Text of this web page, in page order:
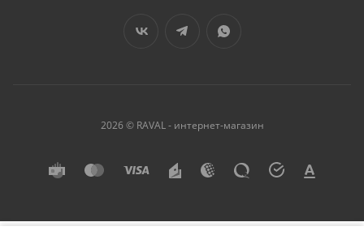
2026 © RAVAL - интернет-магазин